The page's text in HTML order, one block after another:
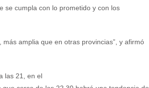
se cumpla con lo prometido y con los
amplia que en otras provincias”, y afirmó
las 21, en el